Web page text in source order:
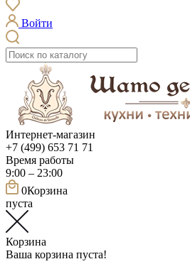
Войти
Интернет-магазин
+7 (499) 653 71 71
Время работы
9:00 – 23:00
0Корзина
пуста
Корзина
Ваша корзина пуста!